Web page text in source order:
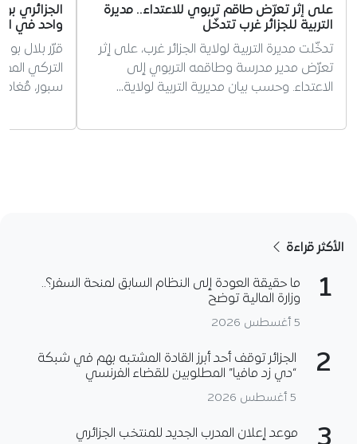
على إثر تعرّض طاقم تربوي للاعتداء.. مديرة
التربية للجزائر غرب تتدخّل
تدخّلت مديرة التربية لولاية الجزائر غرب، على إثر
تعرّض مدير مدرسة وطاقمه التربوي إلى
الاعتداء. وحسب بيان مديرية التربية لولاية…
الجزائري
واحد في
قرّر بلال
التركي
سبور،
الأكثر قراءة
1
ما حقيقة العودة إلى النظام السابق لمنحة السفر؟..
وزارة المالية توضح
5 أغسطس 2026
2
الجزائر توقف أحد أبرز القادة المشتبه بهم في شبكة
“دي زد مافيا” المطلوبين للقضاء الفرنسي
5 أغسطس 2026
موعد إعلان المدرب الجديد للمنتخب الجزائري